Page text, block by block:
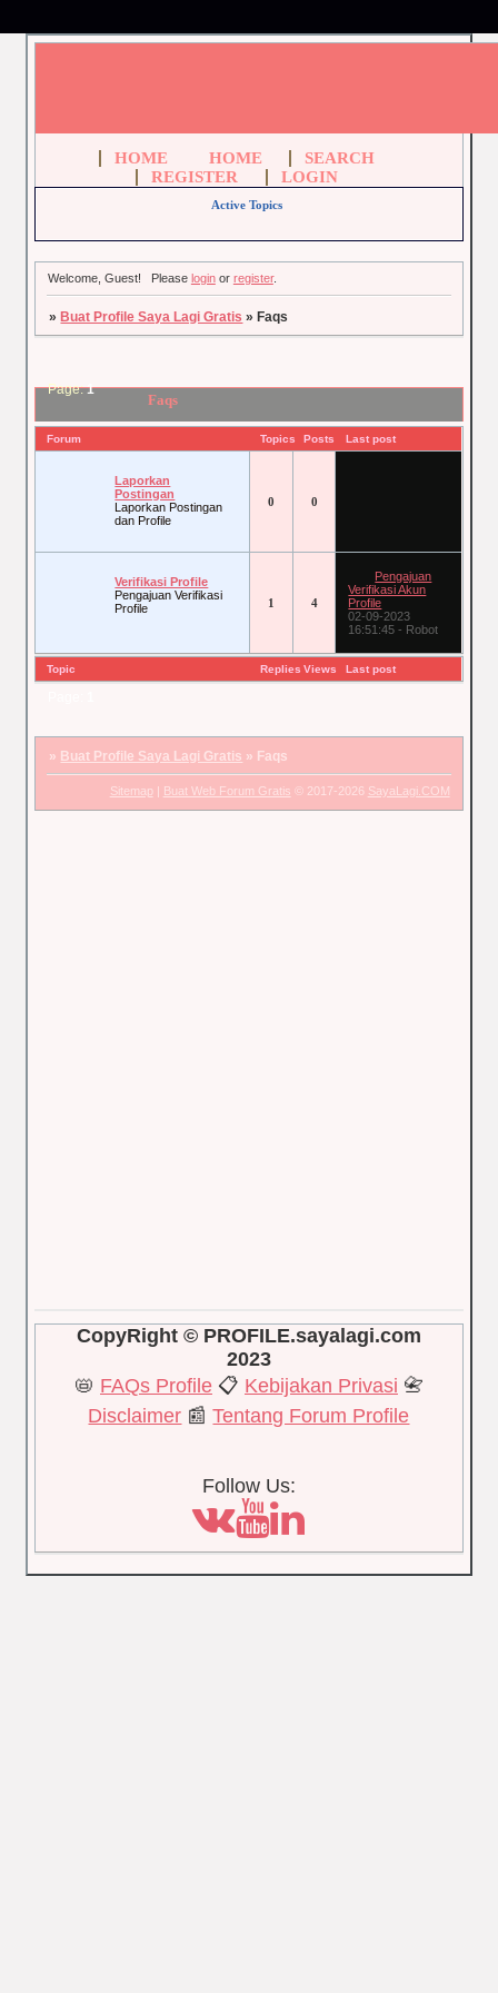
HOME HOME
SEARCH
REGISTER
LOGIN
Active Topics
Welcome, Guest! Please loginor register.
»Buat Profile Saya Lagi Gratis »Faqs
Faqs
Page:1
Forum Topics Posts Last post
Laporkan
Postingan
Laporkan Postingan
dan Profile
0 0
Verifikasi Profile
Pengajuan Verifikasi
Profile
1 4
Pengajuan
Verifikasi Akun
Profile
02-09-2023
16:51:45 - Robot
Topic Replies Views Last post
» Buat Profile Saya Lagi Gratis » Faqs
Sitemap| Buat Web Forum Gratis © 2017-2026 SayaLagi.COM
CopyRight © PROFILE.sayalagi.com
2023
📛 FAQs Profile📋 Kebijakan Privasi 📇
Disclaimer 📰Tentang Forum Profile
Follow Us: